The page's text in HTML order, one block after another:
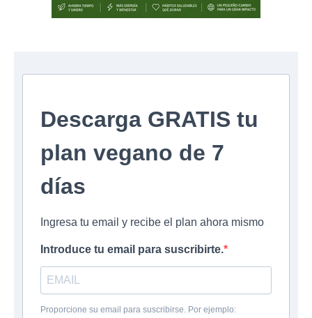
Descarga GRATIS tu
plan vegano de 7
días
Ingresa tu email y recibe el plan ahora mismo
Introduce tu email para suscribirte.
Proporcione su email para suscribirse. Por ejemplo: